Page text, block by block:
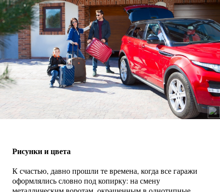
Рисунки и цвета
К счастью, давно прошли те времена, когда все гаражи
оформлялись словно под копирку: на смену